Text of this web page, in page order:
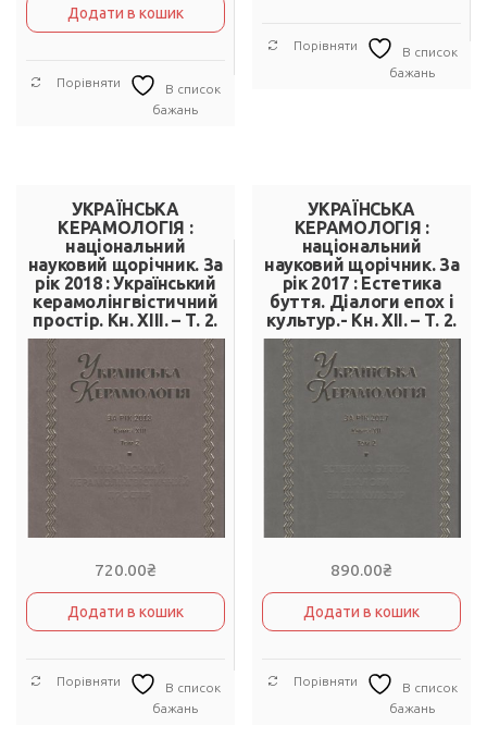
Додати в кошик
Порівняти
В список
бажань
Порівняти
В список
бажань
УКРАЇНСЬКА
КЕРАМОЛОГІЯ :
національний
науковий щорічник. За
рік 2018 : Український
керамолінгвістичний
простір. Кн. ХІІІ. – Т. 2.
720.00₴
Додати в кошик
Порівняти
В список
бажань
УКРАЇНСЬКА
КЕРАМОЛОГІЯ :
національний
науковий щорічник. За
рік 2017 : Естетика
буття. Діалоги епох і
культур.- Кн. XII. – Т. 2.
890.00₴
Додати в кошик
Порівняти
В список
бажань